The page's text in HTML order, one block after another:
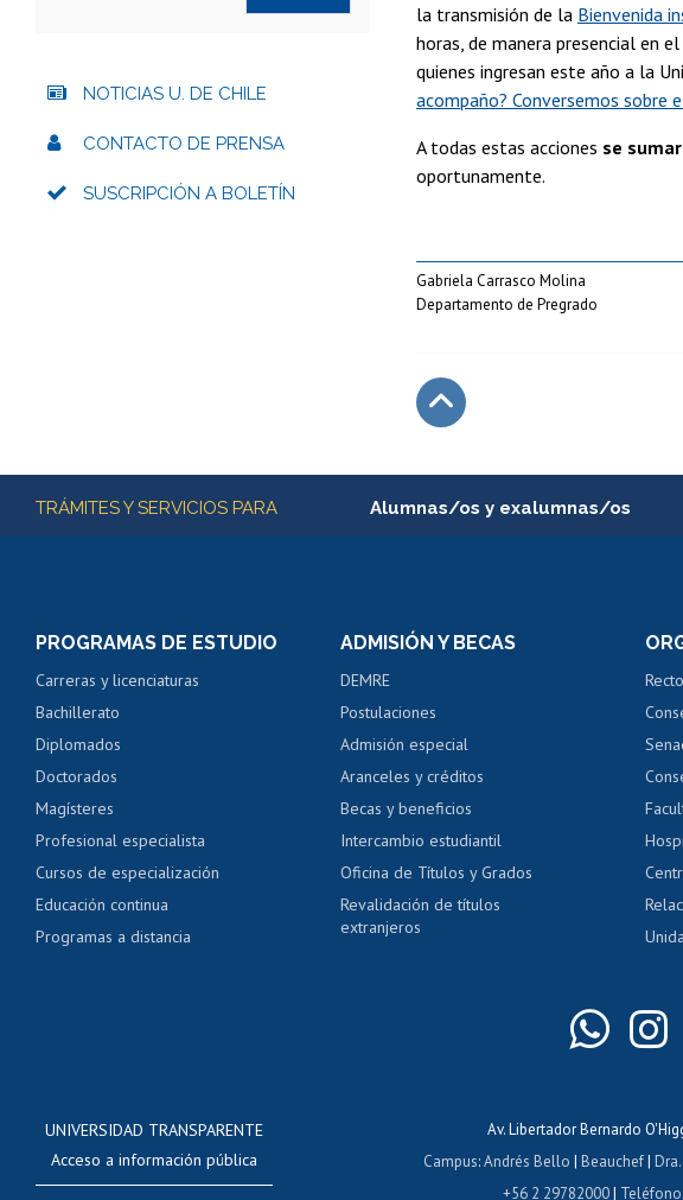
la transmisión de la Bienvenida
horas, de manera presencial en
quienes ingresan este año a la
acompaño? Conversemos sobre
A todas estas acciones se
oportunamente.
Gabriela Carrasco Molina
Departamento de Pregrado
NOTICIAS U. DE CHILE
CONTACTO DE PRENSA
SUSCRIPCIÓN A BOLETÍN
Más información
TRÁMITES Y SERVICIOS PARA Alumnas/os y exalumnas/os
Consulta y certificado de notas
Servicio médico y dental
Pago de arancel y crédito alumnos
Pago de arancel y crédito exalumnos
Certificado de títulos y grados
PROGRAMAS DE ESTUDIO
Carreras y licenciaturas
Bachillerato
Diplomados
Doctorados
Magísteres
Profesional especialista
Cursos de especialización
Educación continua
Programas a distancia
ADMISIÓN Y BECAS
DEMRE
Postulaciones
Admisión especial
Aranceles y créditos
Becas y beneficios
Intercambio estudiantil
Oficina de Títulos y Grados
Revalidación de títulos
extranjeros
UNIVERSIDAD TRANSPARENTE
Acceso a información pública
Av. Libertador Bernardo
Campus:Andrés Bello | Beauchef|
+56 2 29782000|